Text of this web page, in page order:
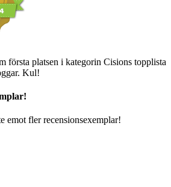
första platsen i kategorin Cisions topplista
Kul!
emot fler recensionsexemplar!